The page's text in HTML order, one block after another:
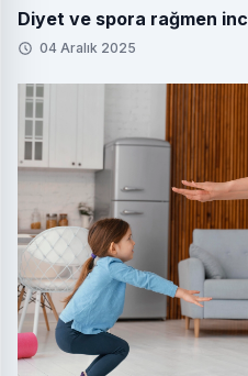
Diyet ve spora rağmen
04 Aralık 2025